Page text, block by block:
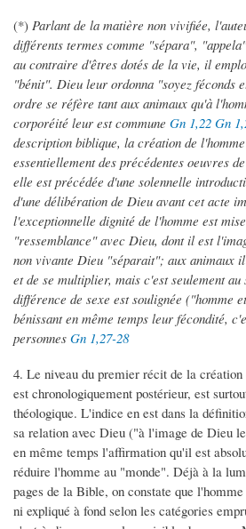
(*) Parlant de la matière non vivifiée,
différents termes comme "sépara",
au contraire d'êtres dotés de la vie, il
"bénit". Dieu leur ordonna "soyez féconds
ordre se réfère tant aux animaux qu'à
corporéité leur est commune Gn 1,22 Gn
description biblique, la création de
essentiellement des précédentes oeuvres
elle est précédée d'une solennelle
d'une délibération de Dieu avant cet acte
l'exceptionnelle dignité de l'homme est
"ressemblance" avec Dieu, dont il est
non vivante Dieu "séparait"; aux animaux
et de se multiplier, mais c'est seulement
différence de sexe est soulignée ("homme
bénissant en même temps leur fécondité,
personnes Gn 1,27-28
4. Le niveau du premier récit de la
est chronologiquement postérieur, est
théologique. L'indice en est dans la
sa relation avec Dieu ("à l'image de Dieu
en même temps l'affirmation qu'il est
réduire l'homme au "monde". Déjà à la
pages de la Bible, on constate que
ni expliqué à fond selon les catégories